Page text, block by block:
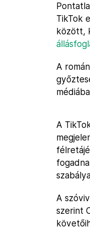
TikTok
között,
A
A
A
szerint